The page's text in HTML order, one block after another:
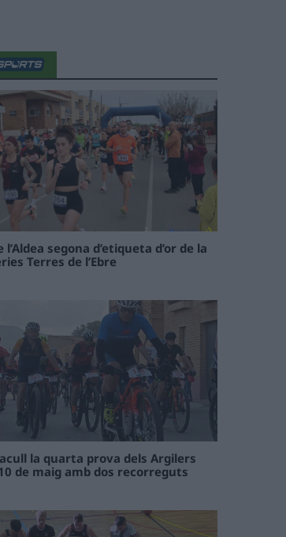
l’Aldea segona d’etiqueta d’or de la
Terres de l’Ebre
la quarta prova dels Argilers
de maig amb dos recorreguts